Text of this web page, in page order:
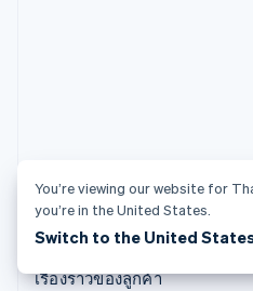
แหล่งข้อมูล
คู่มือ
เรื่องราวของลูกค้า
You’re viewing our website for
you’re in the United States.
Switch to the United